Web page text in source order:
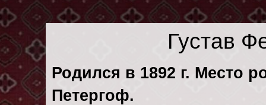
Густав
Родился в 1892 г. Место
Петергоф.